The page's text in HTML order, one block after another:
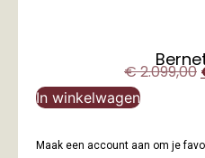
€2.099,00
In winkelwagen
Maak een account aan om je